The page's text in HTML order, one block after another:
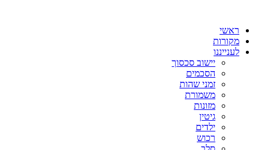
ראשי
מקורות
לענייננו
יישוב סכסוך
הסכמים
זמני שהות
משמורת
מזונות
גיטין
ילדים
רכוש